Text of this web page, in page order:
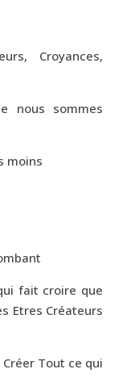
Croyances,
nous sommes
moins
fait croire que
Etres Créateurs
Tout ce qui